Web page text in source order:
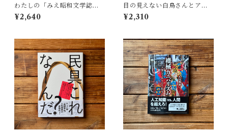
わたしの「みえ昭和文学誌」 |
藤田 明
¥2,640
目の見えない白鳥さんとアー
トを見にいく | 川内 有緒
¥2,310